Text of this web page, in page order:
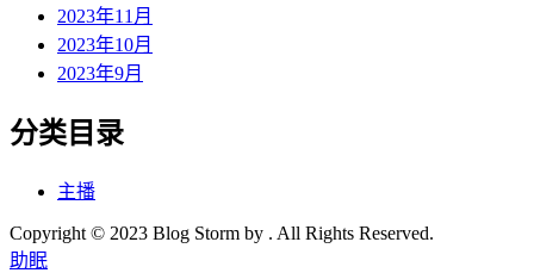
2023年11月
2023年10月
2023年9月
分类目录
主播
Copyright © 2023 Blog Storm by . All Rights Reserved.
助眠